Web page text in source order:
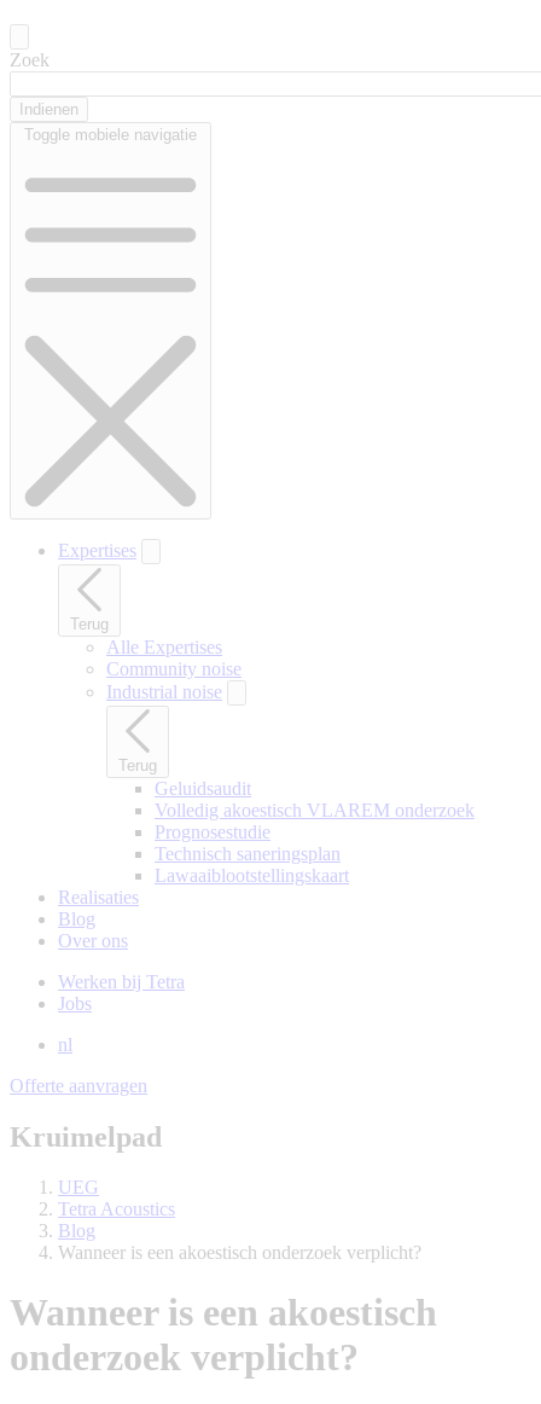
Zoek
Toggle mobiele navigatie
Expertises
Terug
Alle Expertises
Community noise
Industrial noise
Terug
Geluidsaudit
Volledig akoestisch VLAREM onderzoek
Prognosestudie
Technisch saneringsplan
Lawaaiblootstellingskaart
Realisaties
Blog
Over ons
Werken bij Tetra
Jobs
nl
Offerte aanvragen
Kruimelpad
UEG
Tetra Acoustics
Blog
Wanneer is een akoestisch onderzoek verplicht?
Wanneer is een akoestisch
onderzoek verplicht?